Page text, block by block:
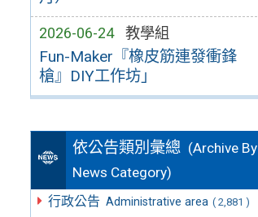
2026-06-24 教學組
Fun-Maker『橡皮筋連發衝鋒
槍』DIY工作坊」
依公告類別彙總 (Archive By
News Category)
行政公告 Administrative area ( 2,881 )